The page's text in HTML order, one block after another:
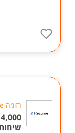
רזומה Rezume כח אדם והשמה